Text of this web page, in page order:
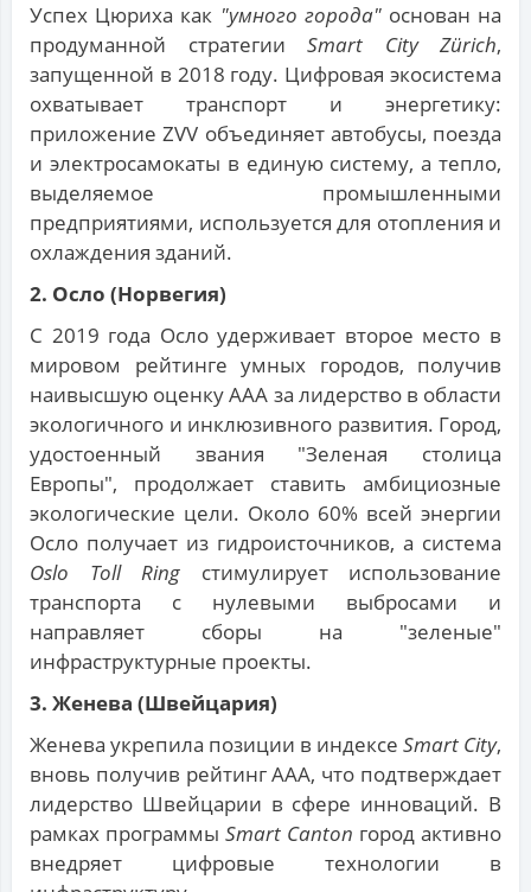
Успех Цюриха как "умного города"основан на
продуманной стратегии Smart City Zürich,
запущенной в 2018 году. Цифровая экосистема
охватывает транспорт и энергетику:
приложение ZVV объединяет автобусы, поезда
и электросамокаты в единую систему, а тепло,
выделяемое промышленными
предприятиями, используется для отопления и
охлаждения зданий.
2. Осло (Норвегия)
С 2019 года Осло удерживает второе место в
мировом рейтинге умных городов, получив
наивысшую оценку AAA за лидерство в области
экологичного и инклюзивного развития. Город,
удостоенный звания "Зеленая столица
Европы", продолжает ставить амбициозные
экологические цели. Около 60% всей энергии
Осло получает из гидроисточников, а система
Oslo Toll Ring стимулирует использование
транспорта с нулевыми выбросами и
направляет сборы на "зеленые"
инфраструктурные проекты.
3. Женева (Швейцария)
Женева укрепила позиции в индексе Smart City,
вновь получив рейтинг AAA, что подтверждает
лидерство Швейцарии в сфере инноваций. В
рамках программы Smart Canton город активно
внедряет цифровые технологии в